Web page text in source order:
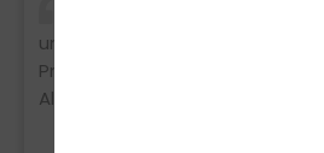
und Praxis sehr gut vermittelt.
Prozent bestanden. Sowohl
Alles in allem wurde ein guter
Dennis Krabbe aus